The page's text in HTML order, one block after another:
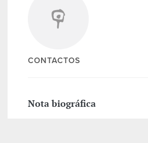
CONTACTOS
Nota biográfica